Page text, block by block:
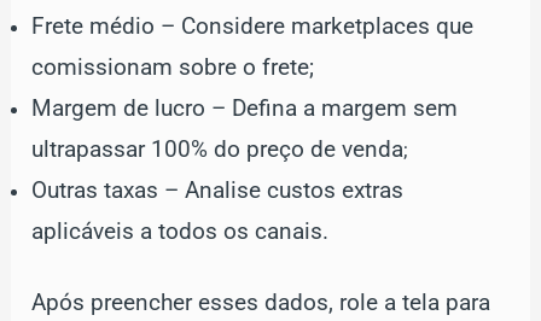
Frete médio – Considere marketplaces que
comissionam sobre o frete;
Margem de lucro – Defina a margem sem
ultrapassar 100% do preço de venda;
Outras taxas – Analise custos extras
aplicáveis a todos os canais.
Após preencher esses dados, role a tela para